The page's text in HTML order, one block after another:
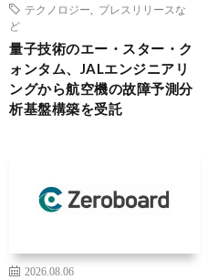
テクノロジー
プレスリリースな
ど
量子技術のエー・スター・ク
ォンタム、JALエンジニアリ
ングから航空機の故障予測分
析基盤構築を受託
2026.08.06